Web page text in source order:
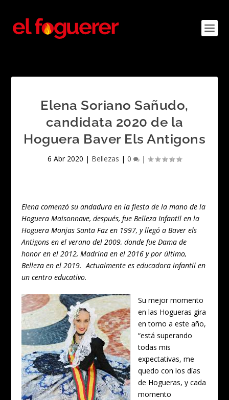
Elena Soriano Sañudo,
candidata 2020 de la
Hoguera Baver Els Antigons
6 Abr 2020 | Bellezas | 0 |
Elena comenzó su andadura en la fiesta de la mano de la
Hoguera Maisonnave, después, fue Belleza Infantil en la
Hoguera Monjas Santa Faz en 1997, y llegó a Baver els
Antigons en el verano del 2009, donde fue Dama de
honor en el 2012, Madrina en el 2016 y por último,
Belleza en el 2019. Actualmente es educadora infantil en
un centro educativo.
Su mejor momento
en las Hogueras gira
en torno a este año,
“está superando
todas mis
expectativas, me
quedo con los días
de Hogueras, y cada
momento